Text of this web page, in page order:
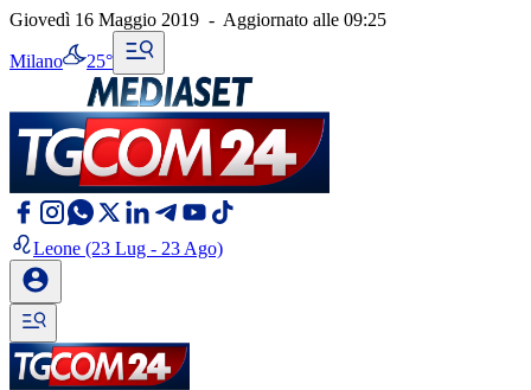
Giovedì 16 Maggio 2019 - Aggiornato alle 09:25
Milano 25°
Leone (23 Lug - 23 Ago)